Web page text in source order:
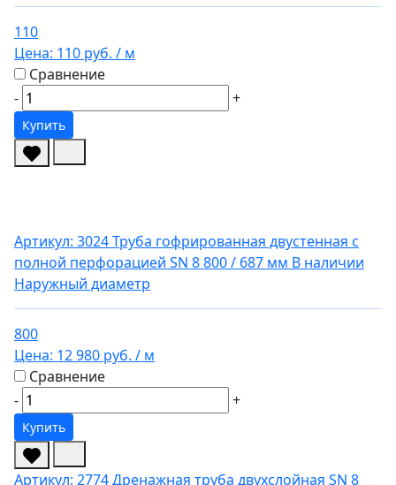
110
Цена: 110 руб. / м
Сравнение
-
+
Купить
Артикул: 3024Труба гофрированная двустенная с
полной перфорацией SN 8 800 / 687 мм В наличии
Наружный диаметр
800
Цена: 12 980 руб. / м
Сравнение
-
+
Купить
Артикул: 2774Дренажная труба двухслойная SN 8